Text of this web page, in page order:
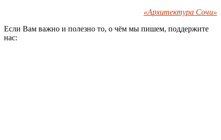
«Архитектура Сочи»
Если Вам важно и полезно то, о чём мы пишем, поддержите
нас: